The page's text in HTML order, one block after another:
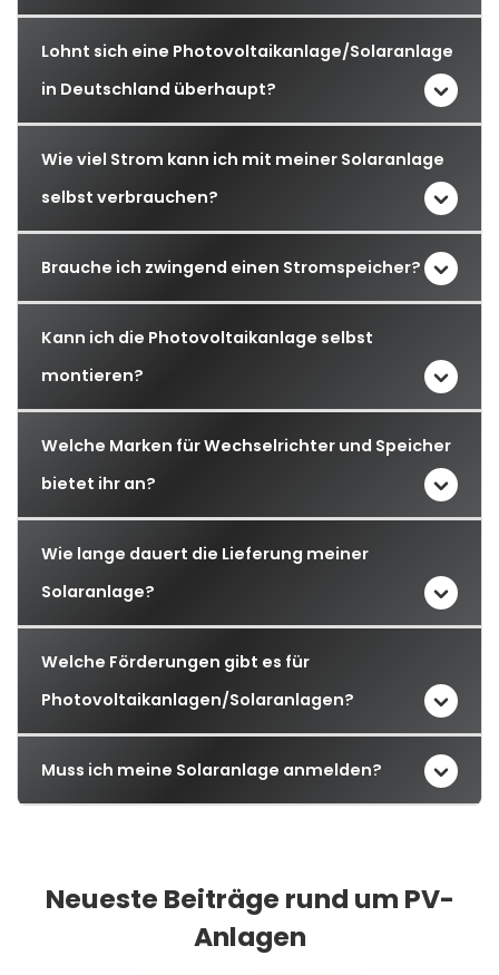
Lohnt sich eine Photovoltaikanlage/Solaranlage
in Deutschland überhaupt?
Wie viel Strom kann ich mit meiner Solaranlage
selbst verbrauchen?
Brauche ich zwingend einen Stromspeicher?
Kann ich die Photovoltaikanlage selbst
montieren?
Welche Marken für Wechselrichter und Speicher
bietet ihr an?
Wie lange dauert die Lieferung meiner
Solaranlage?
Welche Förderungen gibt es für
Photovoltaikanlagen/Solaranlagen?
Muss ich meine Solaranlage anmelden?
Neueste Beiträge rund um PV-
Anlagen